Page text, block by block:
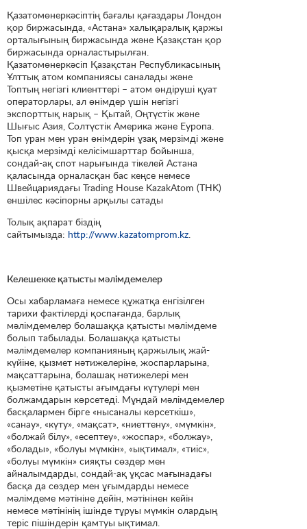
Қазатомөнеркәсіптің бағалы қағаздары Лондон
қор биржасында, «Астана» халықаралық қаржы
орталығының биржасында және Қазақстан қор
биржасында орналастырылған.
Қазатомөнеркәсіп Қазақстан Республикасының
Ұлттық атом компаниясы саналады және
Топтың негізгі клиенттері – атом өндіруші қуат
операторлары, ал өнімдер үшін негізгі
экспорттық нарық – Қытай, Оңтүстік және
Шығыс Азия, Солтүстік Америка және Еуропа.
Топ уран мен уран өнімдерін ұзақ мерзімді және
қысқа мерзімді келісімшарттар бойынша,
сондай-ақ спот нарығында тікелей Астана
қаласында орналасқан бас кеңсе немесе
Швейцариядағы Trading House KazakAtom (THK)
еншілес кәсіпорны арқылы сатады
Толық ақпарат біздің
сайтымызда: http://www.kazatomprom.kz.
Келешекке қатысты мәлімдемелер
Осы хабарламаға немесе құжатқа енгізілген
тарихи фактілерді қоспағанда, барлық
мәлімдемелер болашаққа қатысты мәлімдеме
болып табылады. Болашаққа қатысты
мәлімдемелер компанияның қаржылық жай-
күйіне, қызмет нәтижелеріне, жоспарларына,
мақсаттарына, болашақ нәтижелері мен
қызметіне қатысты ағымдағы күтулері мен
болжамдарын көрсетеді. Мұндай мәлімдемелер
басқалармен бірге «нысаналы көрсеткіш»,
«санау», «күту», «мақсат», «ниеттену», «мүмкін»,
«болжай білу», «есептеу», «жоспар», «болжау»,
«болады», «болуы мүмкін», «ықтимал», «тиіс»,
«болуы мүмкін» сияқты сөздер мен
айналымдарды, сондай-ақ ұқсас мағынадағы
басқа да сөздер мен ұғымдарды немесе
мәлімдеме мәтініне дейін, мәтінінен кейін
немесе мәтінінің ішінде тұруы мүмкін олардың
теріс пішіндерін қамтуы ықтимал.